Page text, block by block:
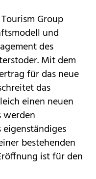
Group
und
des
Mit dem
für das neue
das
einen neuen
werden
eigenständiges
bestehenden
ist für den